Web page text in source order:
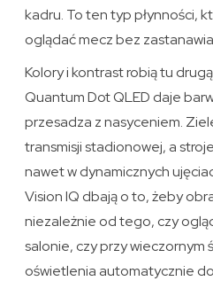
kadru. To ten typ płynności,
oglądać mecz bez
Kolory i kontrast robią tu
Quantum Dot QLED daje
przesadza z nasyceniem.
transmisji stadionowej, a
nawet w dynamicznych
Vision IQ dbają o to, żeby
niezależnie od tego, czy
salonie, czy przy wieczornym
oświetlenia automatycznie